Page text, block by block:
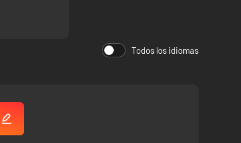
Todos los idiomas